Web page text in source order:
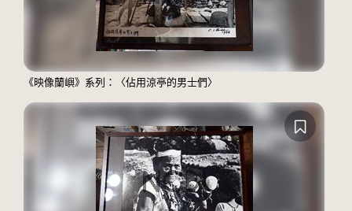
《映像蘭嶼》系列：〈佔用涼亭的男士們〉